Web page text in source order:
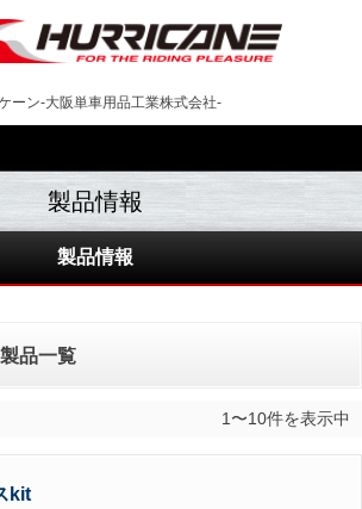
ーン-大阪単車用品工業株式会社-
製品情報
品一覧
1〜10件を表示中
kit